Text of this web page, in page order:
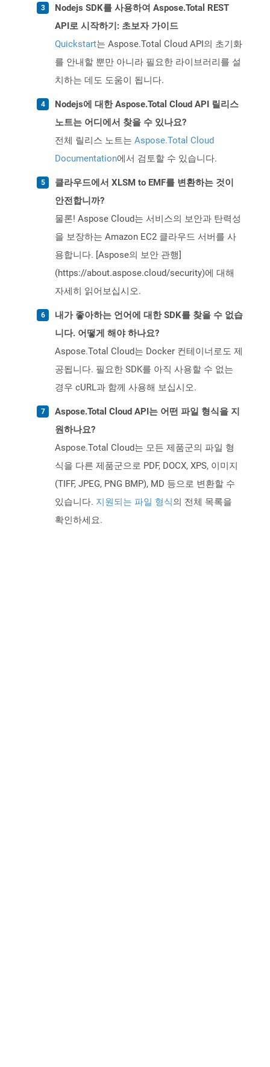
Nodejs SDK를 사용하여 Aspose.Total REST
API로 시작하기: 초보자 가이드
Quickstart는 Aspose.Total Cloud API의 초기화
를 안내할 뿐만 아니라 필요한 라이브러리를 설
치하는 데도 도움이 됩니다.
Nodejs에 대한 Aspose.Total Cloud API 릴리스
노트는 어디에서 찾을 수 있나요?
전체 릴리스 노트는 Aspose.Total Cloud
Documentation에서 검토할 수 있습니다.
클라우드에서 XLSM to EMF를 변환하는 것이
안전합니까?
물론! Aspose Cloud는 서비스의 보안과 탄력성
을 보장하는 Amazon EC2 클라우드 서버를 사
용합니다. [Aspose의 보안 관행]
(https://about.aspose.cloud/security)에 대해
자세히 읽어보십시오.
내가 좋아하는 언어에 대한 SDK를 찾을 수 없습
니다. 어떻게 해야 하나요?
Aspose.Total Cloud는 Docker 컨테이너로도 제
공됩니다. 필요한 SDK를 아직 사용할 수 없는
경우 cURL과 함께 사용해 보십시오.
Aspose.Total Cloud API는 어떤 파일 형식을 지
원하나요?
Aspose.Total Cloud는 모든 제품군의 파일 형
식을 다른 제품군으로 PDF, DOCX, XPS, 이미지
(TIFF, JPEG, PNG BMP), MD 등으로 변환할 수
있습니다. 지원되는 파일 형식의 전체 목록을
확인하세요.